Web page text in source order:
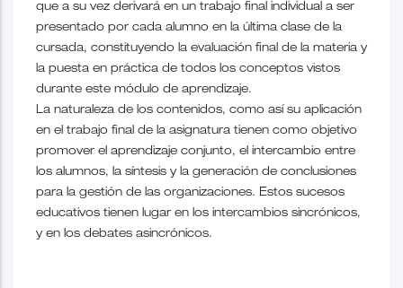
que a su vez derivará en un trabajo final individual a ser
presentado por cada alumno en la última clase de la
cursada, constituyendo la evaluación final de la materia y
la puesta en práctica de todos los conceptos vistos
durante este módulo de aprendizaje.
La naturaleza de los contenidos, como así su aplicación
en el trabajo final de la asignatura tienen como objetivo
promover el aprendizaje conjunto, el intercambio entre
los alumnos, la síntesis y la generación de conclusiones
para la gestión de las organizaciones. Estos sucesos
educativos tienen lugar en los intercambios sincrónicos,
y en los debates asincrónicos.